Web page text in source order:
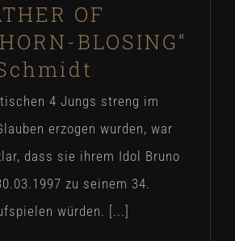
Our StoryOF
BLOSING“
4 Jungs streng im
erzogen wurden, war
dass sie ihrem Idol Bruno
zu seinem 34.
würden. [...]